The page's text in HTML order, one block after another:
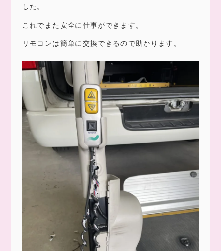
した。
これでまた安全に仕事ができます。
リモコンは簡単に交換できるので助かります。